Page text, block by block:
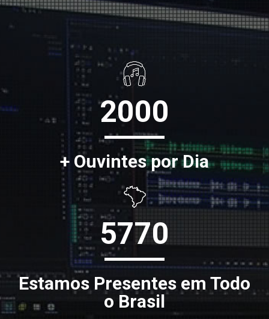
2000
+ Ouvintes por Dia
5770
Estamos Presentes em Todo
o Brasil